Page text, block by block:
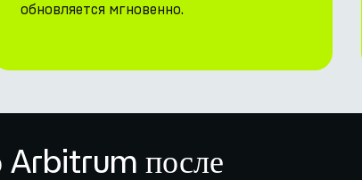
обновляется мгновенно.
Arbitrum после